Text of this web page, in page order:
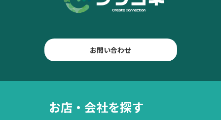
お問い合わせ
お店・会社を探す